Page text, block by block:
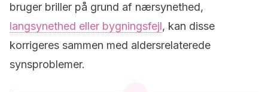
bruger briller på grund af nærsynethed,
langsynethed eller bygningsfejl, kan disse
korrigeres sammen med aldersrelaterede
synsproblemer.